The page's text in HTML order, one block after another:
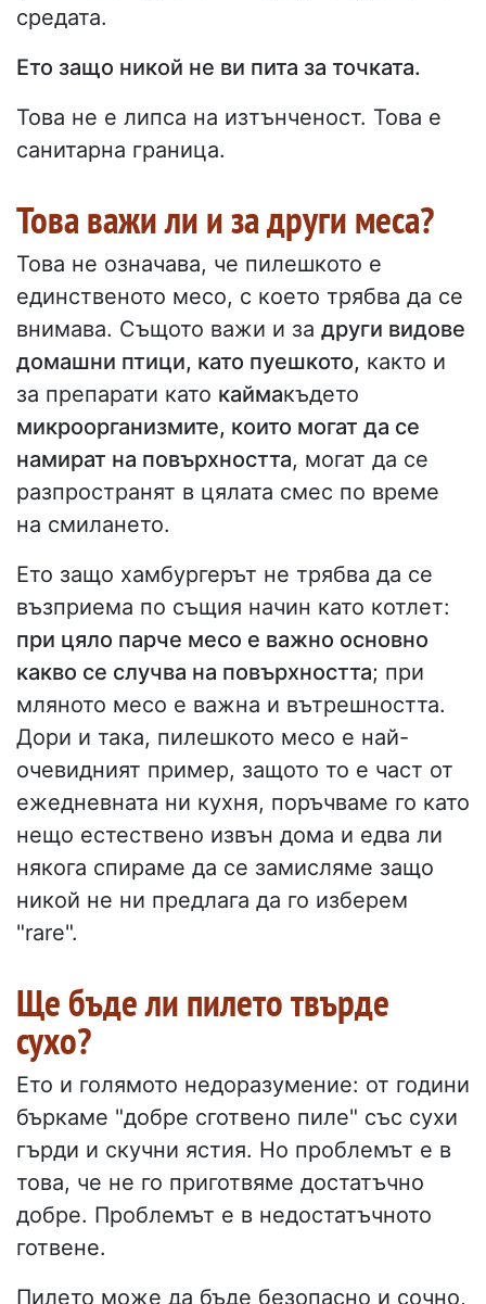
средата.
Ето защо никой не ви пита за точката.
Това не е липса на изтънченост. Това е
санитарна граница.
Това важи ли и за други меса?
Това не означава, че пилешкото е
единственото месо, с което трябва да се
внимава. Същото важи и за други видове
домашни птици, като пуешкото, както и
за препарати като каймакъдето
микроорганизмите, които могат да се
намират на повърхността, могат да се
разпространят в цялата смес по време
на смилането.
Ето защо хамбургерът не трябва да се
възприема по същия начин като котлет:
при цяло парче месо е важно основно
какво се случва на повърхността; при
мляното месо е важна и вътрешността.
Дори и така, пилешкото месо е най-
очевидният пример, защото то е част от
ежедневната ни кухня, поръчваме го като
нещо естествено извън дома и едва ли
някога спираме да се замисляме защо
никой не ни предлага да го изберем
"rare".
Ще бъде ли пилето твърде
сухо?
Ето и голямото недоразумение: от години
бъркаме "добре сготвено пиле" със сухи
гърди и скучни ястия. Но проблемът е в
това, че не го приготвяме достатъчно
добре. Проблемът е в недостатъчното
готвене.
Пилето може да бъде безопасно и сочно,